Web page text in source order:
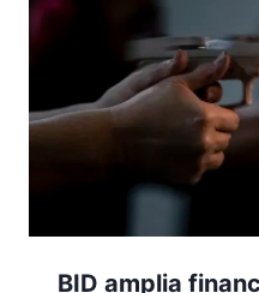
BID amplia